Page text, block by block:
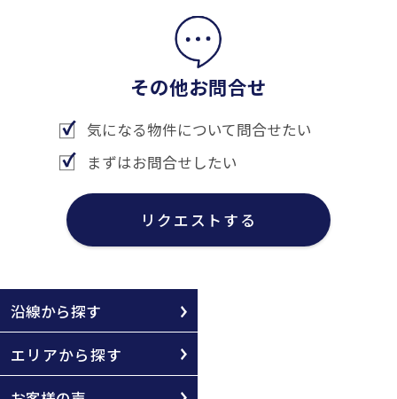
その他お問合せ
気になる物件について問合せたい
まずはお問合せしたい
リクエストする
沿線から探す
エリアから探す